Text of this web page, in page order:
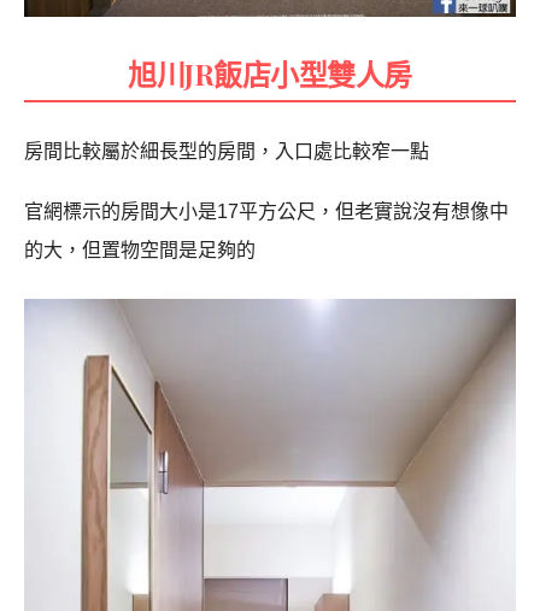
旭川JR飯店小型雙人房
房間比較屬於細長型的房間，入口處比較窄一點
官網標示的房間大小是17平方公尺，但老實說沒有想像中
的大，但置物空間是足夠的